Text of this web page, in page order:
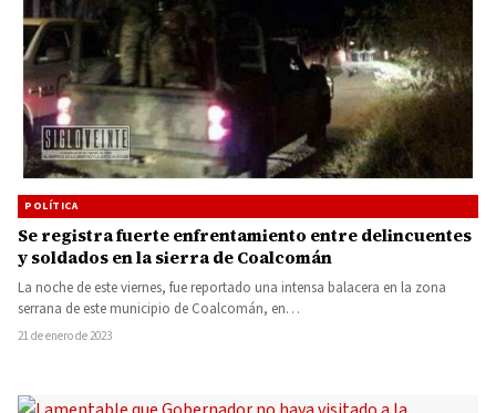
POLÍTICA
Se registra fuerte enfrentamiento entre delincuentes
y soldados en la sierra de Coalcomán
La noche de este viernes, fue reportado una intensa balacera en la zona
serrana de este municipio de Coalcomán, en…
21 de enero de 2023